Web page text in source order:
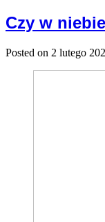
Czy w
Posted on 2 lutego